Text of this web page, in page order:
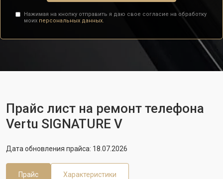
Нажимая на кнопку отправить я даю свое согласие на обработку
моих персональных данных.
Прайс лист на ремонт телефона
Vertu SIGNATURE V
Дата обновления прайса: 18.07.2026
Прайс Характеристики